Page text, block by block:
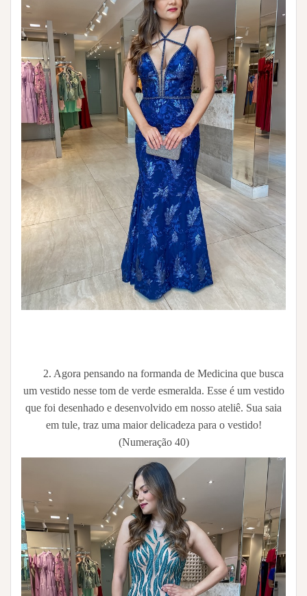
2. Agora pensando na formanda de Medicina que busca
um vestido nesse tom de verde esmeralda. Esse é um vestido
que foi desenhado e desenvolvido em nosso ateliê. Sua saia
em tule, traz uma maior delicadeza para o vestido!
(Numeração 40)